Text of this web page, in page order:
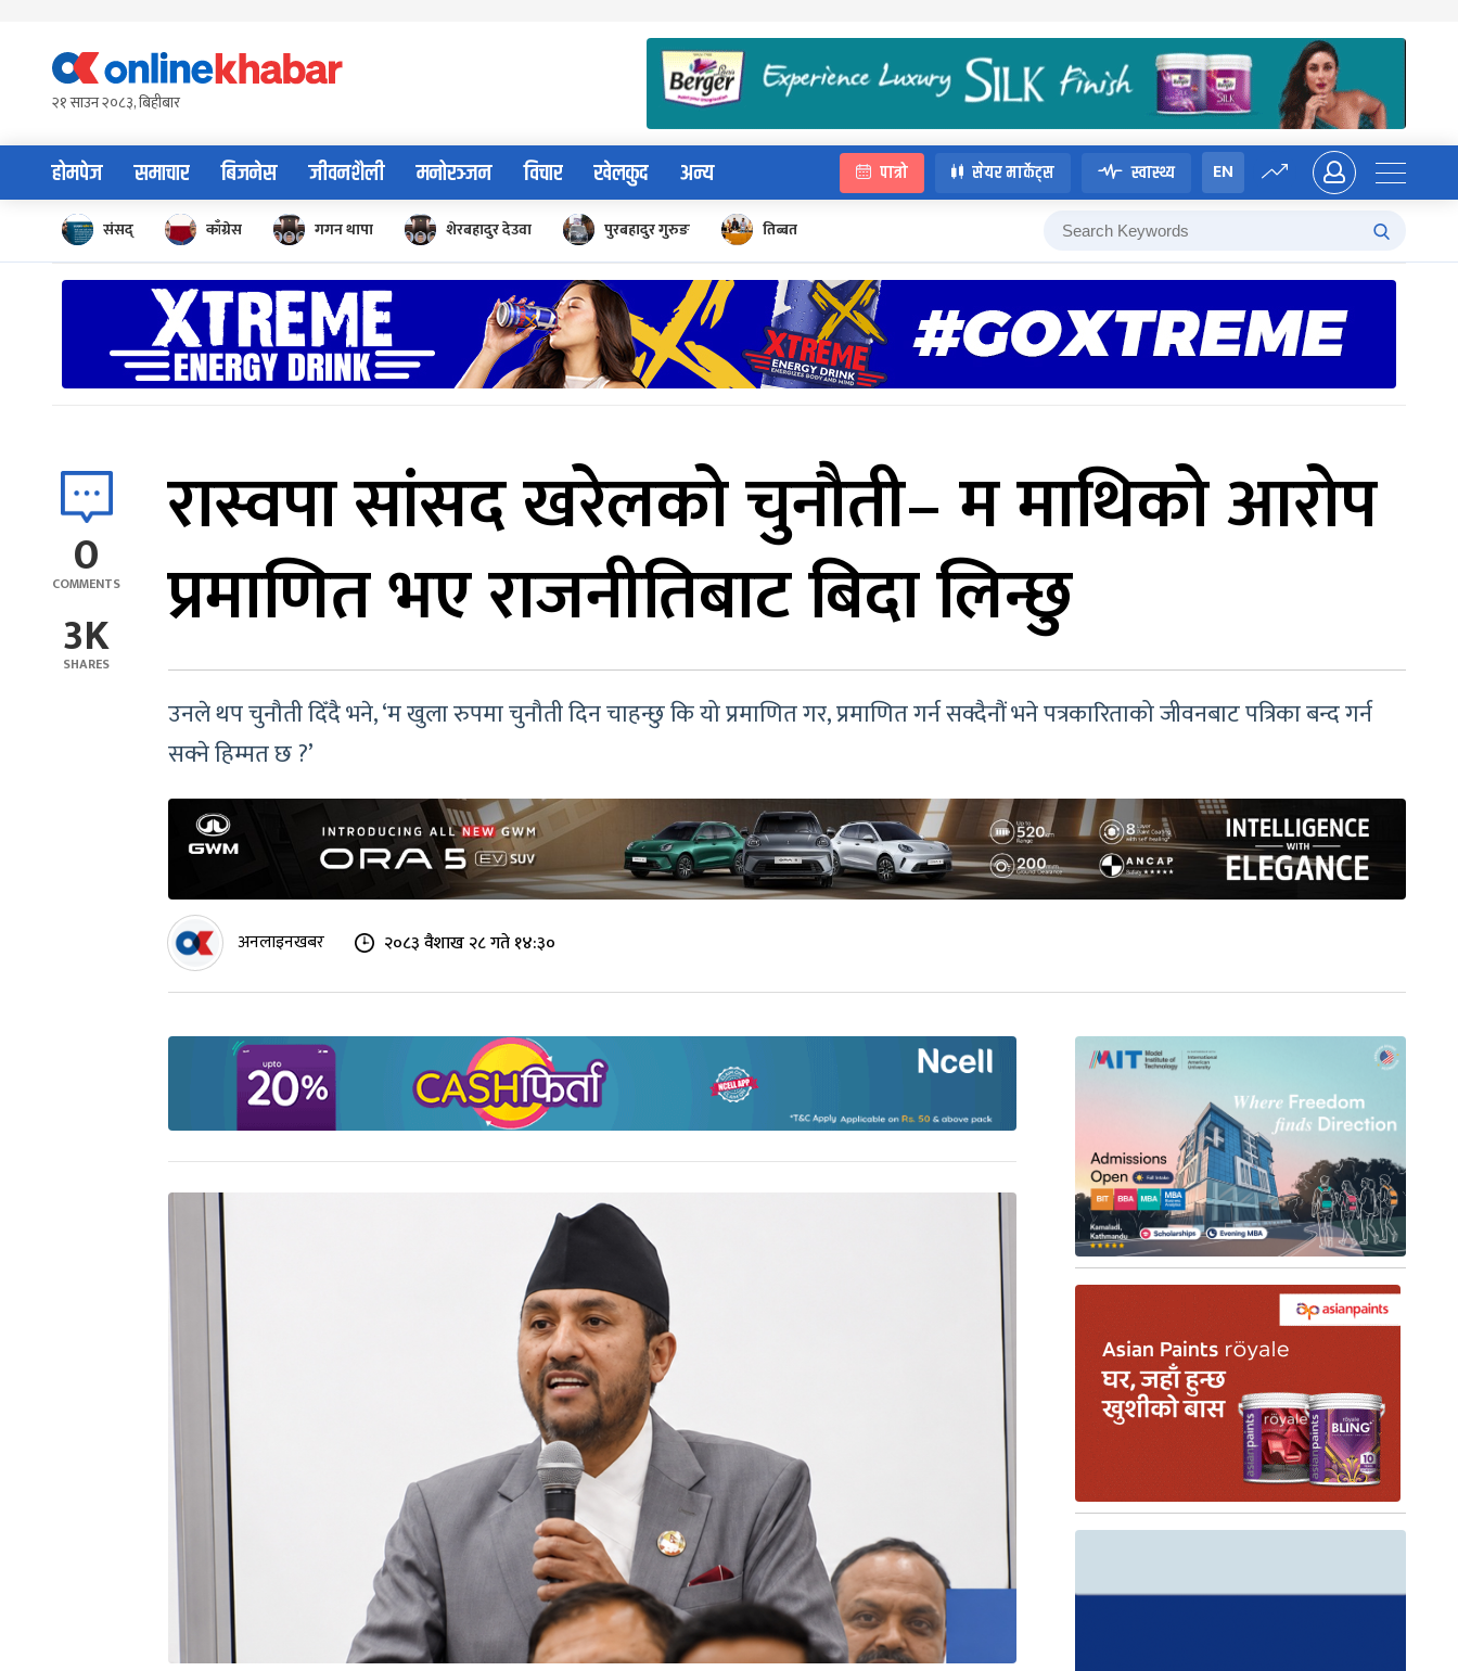
content२१ साउन २०८३, बिहीबार
होमपेज समाचार बिजनेस जीवनशैली मनोरञ्जन विचार खेलकुद अन्य पात्रो सेयर मार्केट्स स्वास्थ्य EN
संसद् काँग्रेस गगन थापा शेरबहादुर देउवा पुरबहादुर गुरुङ तिब्बत
0
COMMENTS
3K
SHARES
रास्वपा सांसद खरेलको चुनौती– म माथिको आरोप
प्रमाणित भए राजनीतिबाट बिदा लिन्छु
उनले थप चुनौती दिँदै भने, ‘म खुला रुपमा चुनौती दिन चाहन्छु कि यो प्रमाणित गर, प्रमाणित गर्न सक्दैनौं भने पत्रकारिताको जीवनबाट पत्रिका बन्द गर्न
सक्ने हिम्मत छ ?’
अनलाइनखबर २०८३ वैशाख २८ गते १४:३०